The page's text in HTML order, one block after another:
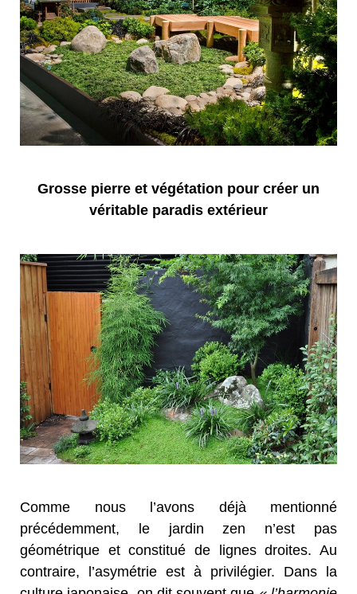
Grosse pierre et végétation pour créer un
véritable paradis extérieur
Comme nous l’avons déjà mentionné
précédemment, le jardin zen n’est pas
géométrique et constitué de lignes droites. Au
contraire, l’asymétrie est à privilégier. Dans la